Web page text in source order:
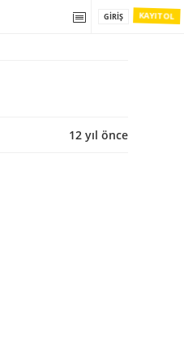
KAYIT OL
GIRIŞ
12 yıl önce